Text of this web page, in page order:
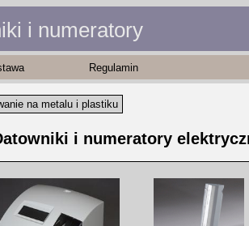
i numeratory
Regulamin
na metalu i plastiku
i numeratory